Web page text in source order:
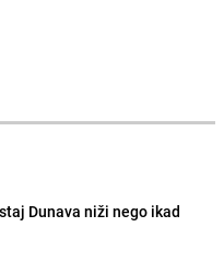
Dunava niži nego ikad